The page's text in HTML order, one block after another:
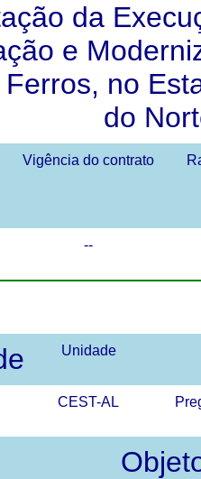
da
e
no
do
Vigência do contrato
--
Unidade
CEST-AL